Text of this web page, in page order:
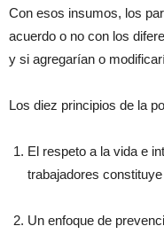
Con esos insumos, los
acuerdo o no con los
y si agregarían o
Los diez principios de la
El respeto a la vida e
trabajadores
Un enfoque de